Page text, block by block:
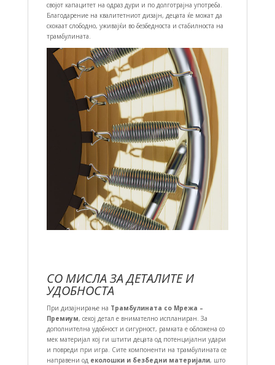
својот капацитет на одраз дури и по долготрајна употреба.
Благодарение на квалитетниот дизајн, децата ќе можат да
скокаат слободно, уживајќи во безбедноста и стабилноста на
трамбулината.
СО МИСЛА ЗА ДЕТАЛИТЕ И
УДОБНОСТА
При дизајнирање на Трамбулината со Мрежа –
Премиум, секој детал е внимателно испланиран. За
дополнителна удобност и сигурност, рамката е обложена со
мек материјал кој ги штити децата од потенцијални удари
и повреди при игра. Сите компоненти на трамбулината се
направени од еколошки и безбедни материјали, што